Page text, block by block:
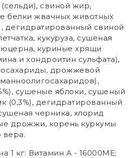
свиной жир,
белки жвачных животных
дегидратированный свиной
кукуруза, сушеная
куриные хрящи
и хондроитин сульфата),
дрожжевой
сушеные яблоки, сушеный
(0,3%), дегидратированный
черника, хлорид
дрожжи, корень куркумы
вера.
1 кг: Витамин А - 16000ME;